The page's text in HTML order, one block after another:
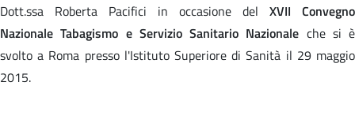
Dott.ssa Roberta Pacifici in occasione del XVII Convegno
Nazionale Tabagismo e Servizio Sanitario Nazionale che si è
svolto a Roma presso l'Istituto Superiore di Sanità il 29 maggio
2015.